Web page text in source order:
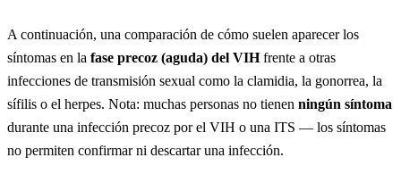
A continuación, una comparación de cómo suelen aparecer los
síntomas en la fase precoz (aguda) del VIHfrente a otras
infecciones de transmisión sexual como la clamidia, la gonorrea, la
sífilis o el herpes. Nota: muchas personas no tienen ningún síntoma
durante una infección precoz por el VIH o una ITS — los síntomas
no permiten confirmar ni descartar una infección.